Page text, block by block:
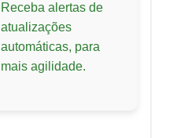
Receba alertas de
atualizações
automáticas, para
mais agilidade.